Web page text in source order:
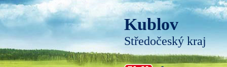
Kublov
Středočeský kraj